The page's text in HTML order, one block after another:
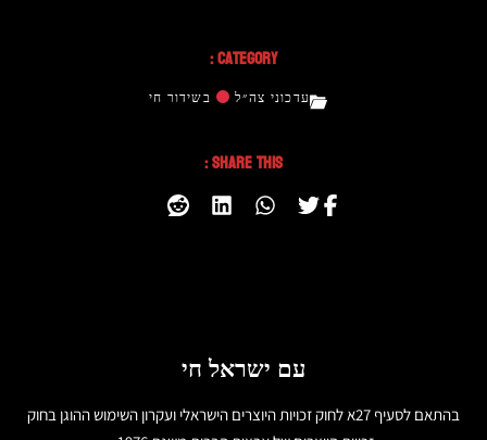
Category :
עדכוני צה״ל בשידור חי
Share This :
עם ישראל חי
בהתאם לסעיף 27א לחוק זכויות היוצרים הישראלי ועקרון השימוש ההוגן בחוק